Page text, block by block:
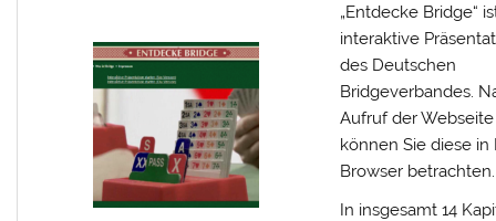
„Entdecke Bridge“
interaktive
des Deutschen
Bridgeverbandes.
Aufruf der Webseite
können Sie diese in
Browser betrachten.
In insgesamt 14